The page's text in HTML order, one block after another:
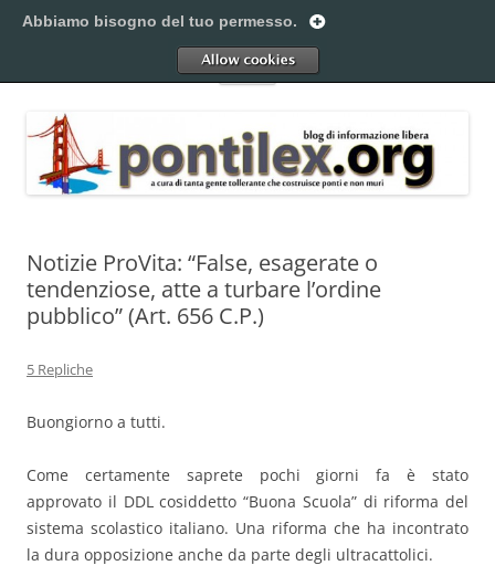
al
Pontilex
Menu
Notizie ProVita: “False, esagerate o
tendenziose, atte a turbare l’ordine
pubblico” (Art. 656 C.P.)
5 Repliche
Buongiorno a tutti.
Come certamente saprete pochi giorni fa è stato
approvato il DDL cosiddetto “Buona Scuola” di riforma del
sistema scolastico italiano. Una riforma che ha incontrato
la dura opposizione anche da parte degli ultracattolici.
Abbiamo bisogno del tuo permesso.